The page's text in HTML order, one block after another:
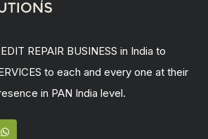
REPAIR BUSINESS in India to
to each and every one at their
in PAN India level.